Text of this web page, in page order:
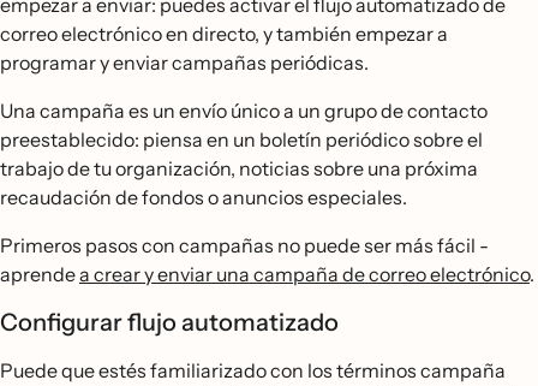
empezar a enviar: puedes activar el flujo automatizado de
correo electrónico en directo, y también empezar a
programar y enviar campañas periódicas.
Una campaña es un envío único a un grupo de contacto
preestablecido: piensa en un boletín periódico sobre el
trabajo de tu organización, noticias sobre una próxima
recaudación de fondos o anuncios especiales.
Primeros pasos con campañas no puede ser más fácil -
aprendea crear y enviar una campaña de correo electrónico.
Configurar flujo automatizado
Puede que estés familiarizado con los términos campaña